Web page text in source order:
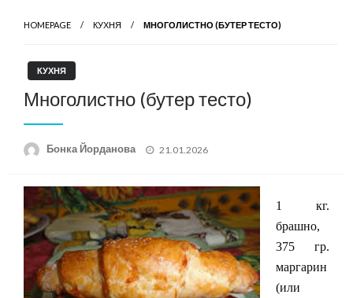
HOMEPAGE КУХНЯ МНОГОЛИСТНО (БУТЕР ТЕСТО)
КУХНЯ
Многолистно (бутер тесто)
Бонка Йорданова
Posted
21.01.2026
1 кг.
брашно,
375 гр.
маргарин
(или